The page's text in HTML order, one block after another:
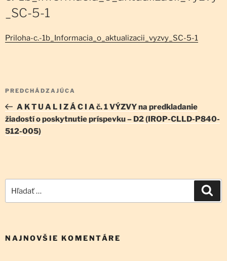
_SC-5-1
Priloha-c.-1b_Informacia_o_aktualizacii_vyzvy_SC-5-1
Navigácia
článku
Predchádzajúci
článok
PREDCHÁDZAJÚCA
A K T U A L I Z Á C I A č. 1 VÝZVY na predkladanie
žiadostí o poskytnutie príspevku – D2 (IROP-CLLD-P840-
512-005)
NAJNOVŠIE KOMENTÁRE